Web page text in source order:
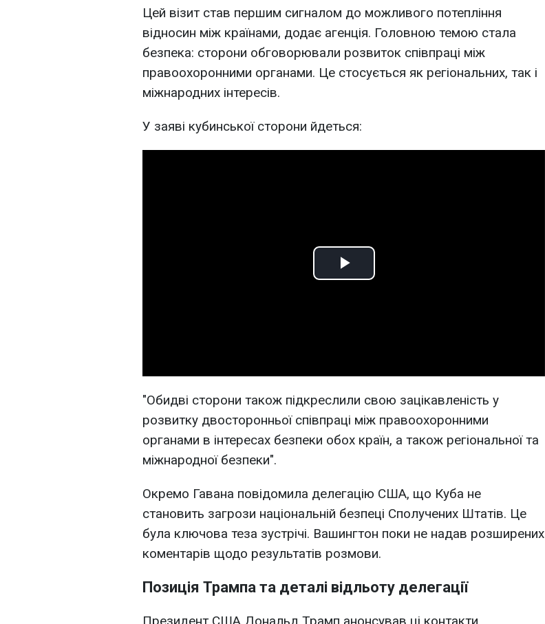
Цей візит став першим сигналом до можливого потепління
відносин між країнами, додає агенція. Головною темою стала
безпека: сторони обговорювали розвиток співпраці між
правоохоронними органами. Це стосується як регіональних, так і
міжнародних інтересів.
У заяві кубинської сторони йдеться:
Play
"Обидві сторони також підкреслили свою зацікавленість у
розвитку двосторонньої співпраці між правоохоронними
органами в інтересах безпеки обох країн, а також регіональної та
міжнародної безпеки".
Окремо Гавана повідомила делегацію США, що Куба не
становить загрози національній безпеці Сполучених Штатів. Це
була ключова теза зустрічі. Вашингтон поки не надав розширених
коментарів щодо результатів розмови.
Позиція Трампа та деталі відльоту делегації